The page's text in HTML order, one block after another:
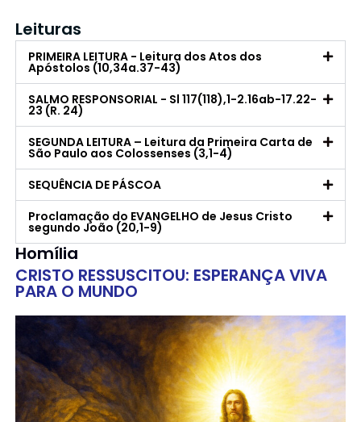
Leituras
PRIMEIRA LEITURA - Leitura dos Atos dos
Apóstolos (10,34a.37-43)
SALMO RESPONSORIAL - Sl 117(118),1-2.16ab-17.22-
23 (R. 24)
SEGUNDA LEITURA – Leitura da Primeira Carta de
São Paulo aos Colossenses (3,1-4)
SEQUÊNCIA DE PÁSCOA
Proclamação do EVANGELHO de Jesus Cristo
segundo João (20,1-9)
Homília
CRISTO RESSUSCITOU: ESPERANÇA VIVA
PARA O MUNDO